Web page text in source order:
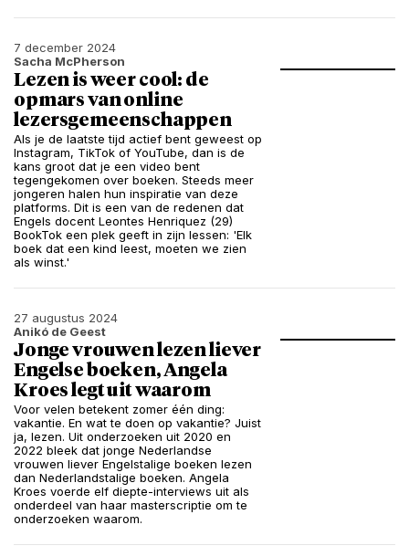
7 december 2024
Sacha McPherson
Lezen is weer cool: de
opmars van online
lezersgemeenschappen
Als je de laatste tijd actief bent geweest op
Instagram, TikTok of YouTube, dan is de
kans groot dat je een video bent
tegengekomen over boeken. Steeds meer
jongeren halen hun inspiratie van deze
platforms. Dit is een van de redenen dat
Engels docent Leontes Henriquez (29)
BookTok een plek geeft in zijn lessen: 'Elk
boek dat een kind leest, moeten we zien
als winst.'
27 augustus 2024
Anikó de Geest
Jonge vrouwen lezen liever
Engelse boeken, Angela
Kroes legt uit waarom
Voor velen betekent zomer één ding:
vakantie. En wat te doen op vakantie? Juist
ja, lezen. Uit onderzoeken uit 2020 en
2022 bleek dat jonge Nederlandse
vrouwen liever Engelstalige boeken lezen
dan Nederlandstalige boeken. Angela
Kroes voerde elf diepte-interviews uit als
onderdeel van haar masterscriptie om te
onderzoeken waarom.